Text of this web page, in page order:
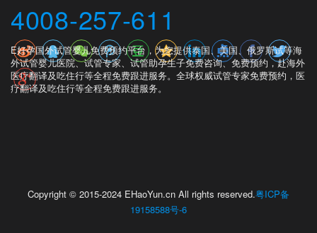
4008-257-611
E好孕国外试管婴儿免费预约平台，为您提供泰国、美国、俄罗斯试等海
外试管婴儿医院、试管专家、试管助孕生子免费咨询、免费预约，赴海外
医疗翻译及吃住行等全程免费跟进服务。全球权威试管专家免费预约，医
疗翻译及吃住行等全程免费跟进服务。
Copyright © 2015-2024 EHaoYun.cn All rights reserved.粤ICP备
19158588号-6